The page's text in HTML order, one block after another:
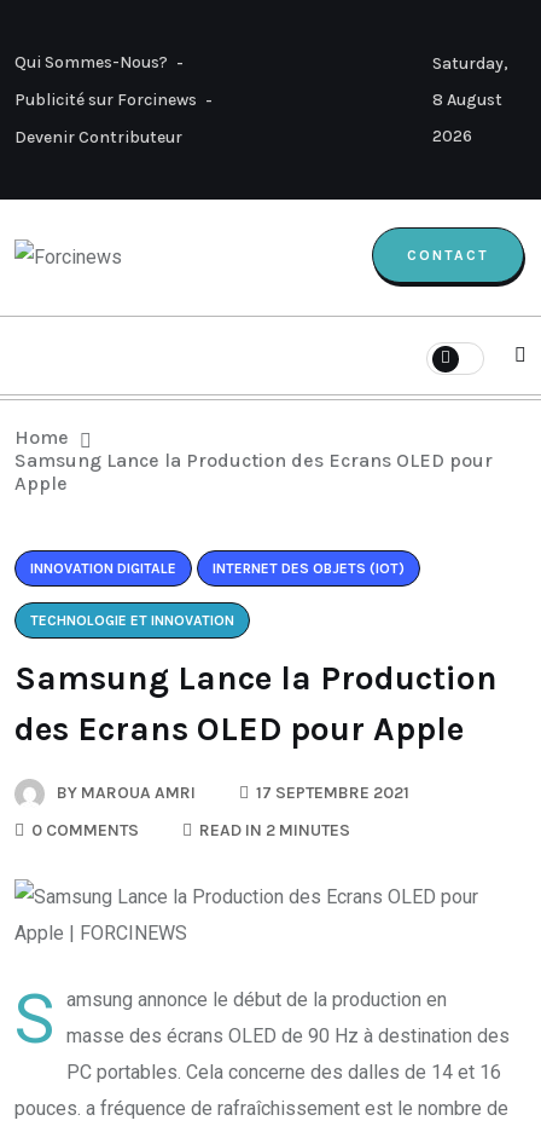
Qui Sommes-Nous?
Publicité sur Forcinews
Devenir Contributeur
Saturday,
8 August
2026
CONTACT
Home
Samsung Lance la Production des Ecrans OLED pour
Apple
INNOVATION DIGITALE INTERNET DES OBJETS (IOT)
TECHNOLOGIE ET INNOVATION
Samsung Lance la Production
des Ecrans OLED pour Apple
BY MAROUA AMRI
17 SEPTEMBRE 2021
0 COMMENTS
READ IN 2 MINUTES
S
amsung annonce le début de la production en
masse des écrans OLED de 90 Hz à destination des
PC portables. Cela concerne des dalles de 14 et 16
pouces. a fréquence de rafraîchissement est le nombre de